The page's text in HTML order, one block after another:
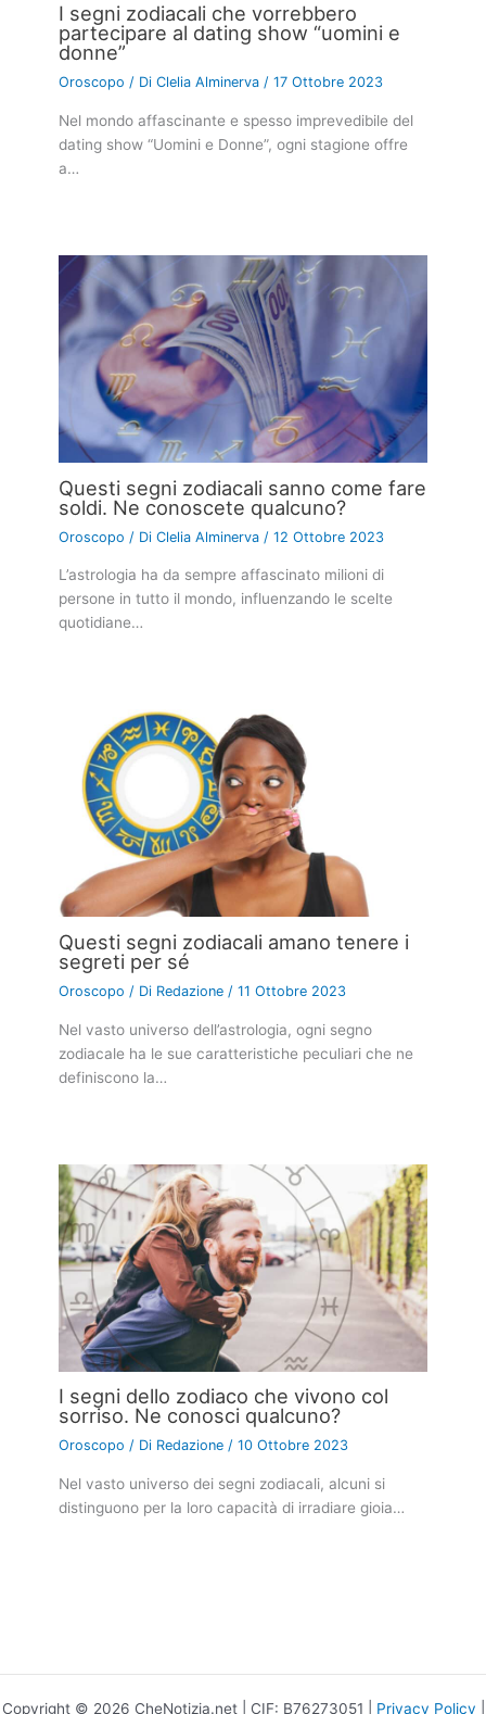
I segni zodiacali che vorrebbero
partecipare al dating show “uomini e
donne”
Oroscopo / DiClelia Alminerva/17 Ottobre 2023
Nel mondo affascinante e spesso imprevedibile del
dating show “Uomini e Donne”, ogni stagione offre
a…
Questi segni zodiacali sanno come fare
soldi. Ne conoscete qualcuno?
Oroscopo / DiClelia Alminerva /12 Ottobre 2023
L’astrologia ha da sempre affascinato milioni di
persone in tutto il mondo, influenzando le scelte
quotidiane…
Questi segni zodiacali amano tenere i
segreti per sé
Oroscopo / Di Redazione/11 Ottobre 2023
Nel vasto universo dell’astrologia, ogni segno
zodiacale ha le sue caratteristiche peculiari che ne
definiscono la…
I segni dello zodiaco che vivono col
sorriso. Ne conosci qualcuno?
Oroscopo / Di Redazione/10 Ottobre 2023
Nel vasto universo dei segni zodiacali, alcuni si
distinguono per la loro capacità di irradiare gioia…
Copyright © 2026 CheNotizia.net | CIF: B76273051 | Privacy Policy